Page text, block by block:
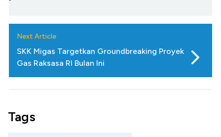
Next Article
SKK Migas Targetkan Groundbreaking Proyek
Gas Raksasa RI Bulan Ini
Tags